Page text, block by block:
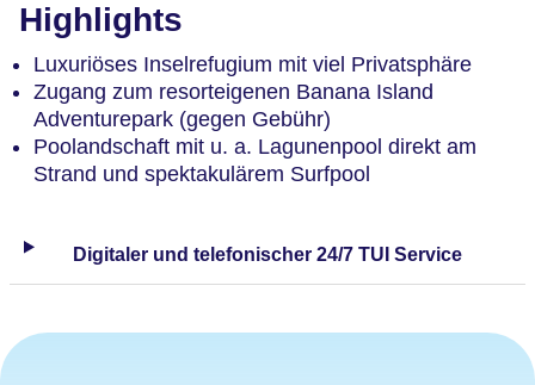
Highlights
Luxuriöses Inselrefugium mit viel Privatsphäre
Zugang zum resorteigenen Banana Island
Adventurepark (gegen Gebühr)
Poolandschaft mit u. a. Lagunenpool direkt am
Strand und spektakulärem Surfpool
Digitaler und telefonischer 24/7 TUI Service